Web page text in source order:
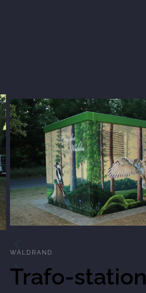
WALDRAND
Trafo-station